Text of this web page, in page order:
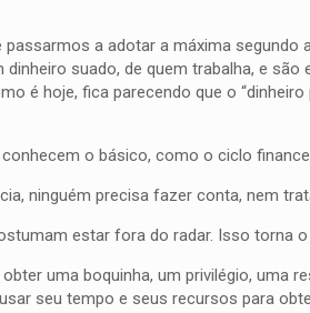
a adotar a máxima segundo
suado, de quem trabalha, e
é hoje, fica parecendo que o
o básico, como o ciclo
ninguém precisa fazer conta, nem
estar fora do radar. Isso torna
uma boquinha, um privilégio, uma
seu tempo e seus recursos para